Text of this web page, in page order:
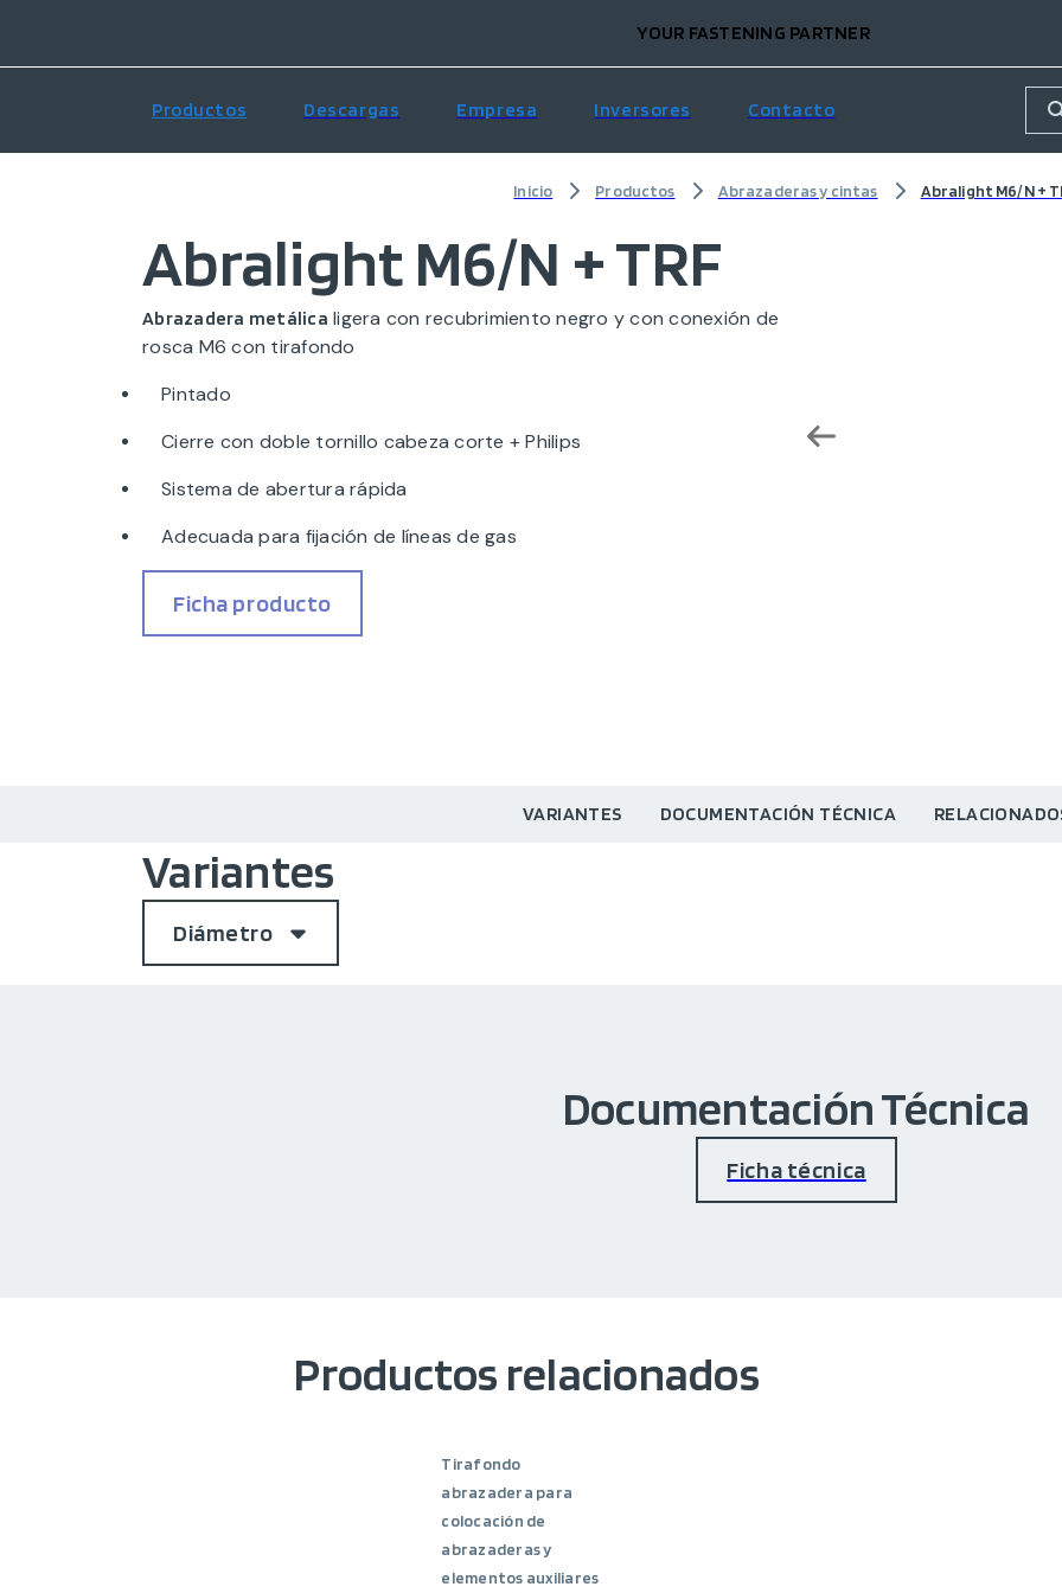
YOUR FASTENING PARTNER
Productos Descargas Empresa Inversores Contacto
Inicio Productos Abrazaderas y cintas Abralight M6/N +
Abralight M6/N + TRF
Abrazadera metálica ligera con recubrimiento negro y con conexión de
rosca M6 con tirafondo
Pintado
Cierre con doble tornillo cabeza corte + Philips
Sistema de abertura rápida
Adecuada para fijación de líneas de gas
Ficha producto
VARIANTES DOCUMENTACIÓN TÉCNICA
Variantes
Diámetro
Documentación Técnica
Ficha técnica
Productos relacionados
Tirafondo
abrazadera para
colocación de
abrazaderas y
elementos auxiliares